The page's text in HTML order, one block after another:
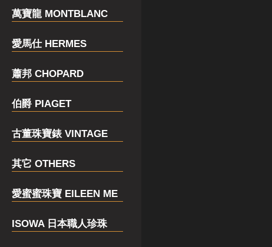
萬寶龍 MONTBLANC
愛馬仕 HERMES
蕭邦 CHOPARD
伯爵 PIAGET
古董珠寶錶 VINTAGE
其它 OTHERS
愛蜜蜜珠寶 EILEEN ME
ISOWA 日本職人珍珠